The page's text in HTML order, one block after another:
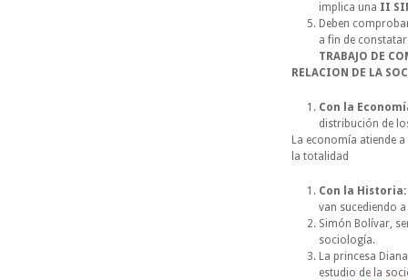
implica una II
Deben
a fin de
TRABAJO DE
RELACION DE LA
Con la
distribución de
La economía atiende
la totalidad
Con la Historia:
van sucediendo
Simón Bolívar,
sociología.
La princesa
estudio de la